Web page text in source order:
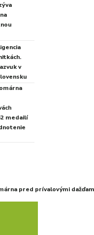
v
medailí
pred prívalovými